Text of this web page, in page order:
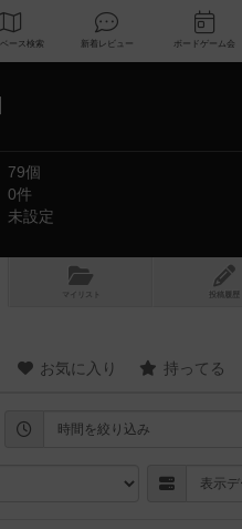
データベース 検索 新着レビュー
79個
0件
未設定
マイリスト 投稿履歴
お気に入り 持ってる